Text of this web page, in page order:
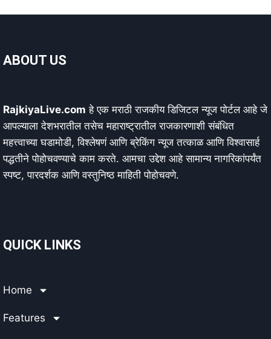
ABOUT US
RajkiyaLive.com हे एक मराठी राजकीय डिजिटल न्यूज पोर्टल आहे जे
आपल्याला देशभरातील तसेच महाराष्ट्रातील राजकारणाशी संबंधित
महत्त्वाच्या घडामोडी, विश्लेषणं आणि ब्रेकिंग न्यूज तत्काळ आणि विश्वासार्ह
पद्धतीने पोहोचवण्याचे काम करते. आमचा उद्देश आहे सामान्य नागरिकांपर्यंत
स्पष्ट, पारदर्शक आणि वस्तुनिष्ठ माहिती पोहोचवणे.
QUICK LINKS
Home
Features